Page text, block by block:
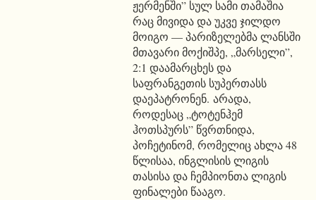
ჟერმენში” სულ სამი თამაშია
რაც მივიდა და უკვე ჯილდო
მოიგო — პარიზელებმა ლანსში
მთავარი მოქიშპე, „მარსელი”,
2:1 დაამარცხეს და
საფრანგეთის სუპერთასს
დაეპატრონენ. არადა,
როდესაც „ტოტენჰემ
ჰოთსპურს” წვრთნიდა,
პოჩეტინომ, რომელიც ახლა 48
წლისაა, ინგლისის ლიგის
თასისა და ჩემპიონთა ლიგის
ფინალები წააგო.